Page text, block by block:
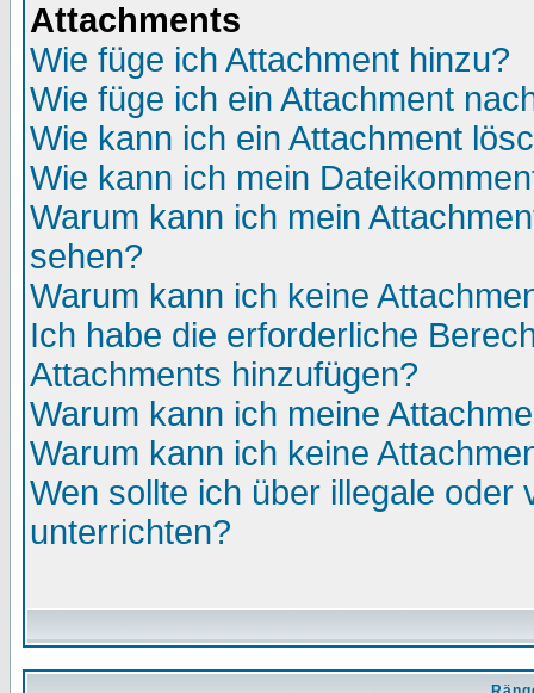
Attachments
Wie füge ich Attachment hinzu?
Wie füge ich ein Attachment
Wie kann ich ein Attachment
Wie kann ich mein
Warum kann ich mein
sehen?
Warum kann ich keine
Ich habe die erforderliche
Attachments hinzufügen?
Warum kann ich meine
Warum kann ich keine
Wen sollte ich über illegale oder
unterrichten?